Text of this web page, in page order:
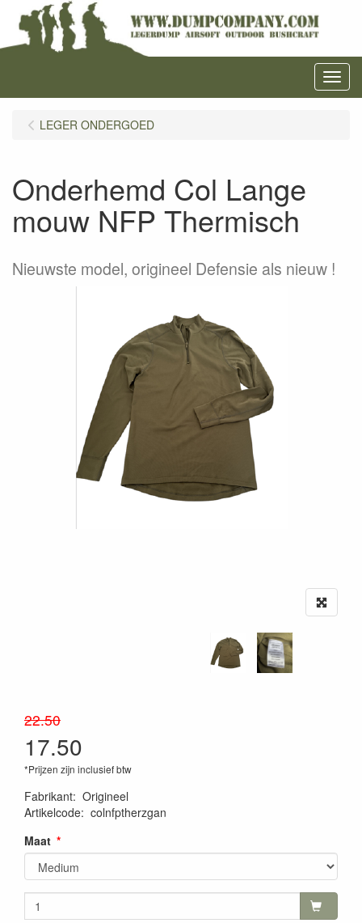
Menu
LEGER ONDERGOED
Onderhemd Col Lange
mouw NFP Thermisch
Nieuwste model, origineel Defensie als nieuw !
22.50
17.50
*Prijzen zijn inclusief btw
Fabrikant: Origineel
Artikelcode: colnfptherzgan
Maat